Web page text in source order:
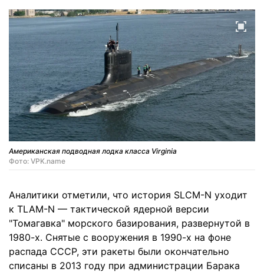
Американская подводная лодка класса Virginia
Фото: VPK.name
Аналитики отметили, что история SLCM-N уходит
к TLAM-N — тактической ядерной версии
"Томагавка" морского базирования, развернутой в
1980-х. Снятые с вооружения в 1990-х на фоне
распада СССР, эти ракеты были окончательно
списаны в 2013 году при администрации Барака